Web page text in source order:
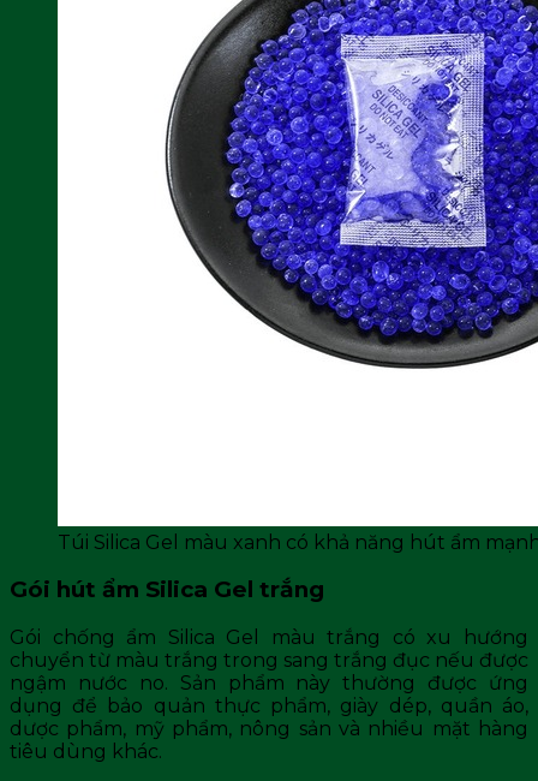
Túi Silica Gel màu xanh có khả năng hút ẩm
Gói hút ẩm Silica Gel trắng
Gói chống ẩm Silica Gel màu trắng có xu hướng
chuyển từ màu trắng trong sang trắng đục nếu được
ngậm nước no. Sản phẩm này thường được ứng
dụng để bảo quản thực phẩm, giày dép, quần áo,
dược phẩm, mỹ phẩm, nông sản và nhiều mặt hàng
tiêu dùng khác.